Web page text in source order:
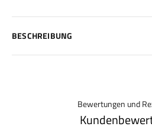
BESCHREIBUNG
Bewertungen und